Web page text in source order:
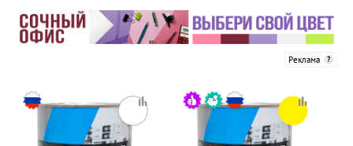
Реклама